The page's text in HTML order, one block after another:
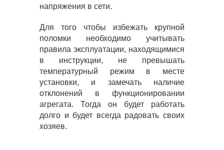
напряжения в сети.
Для того чтобы избежать крупной
поломки необходимо учитывать
правила эксплуатации, находящимися
в инструкции, не превышать
температурный режим в месте
установки, и замечать наличие
отклонений в функционировании
агрегата. Тогда он будет работать
долго и будет всегда радовать своих
хозяев.